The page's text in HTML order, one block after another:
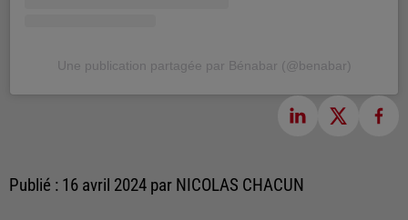
Une publication partagée par Bénabar (@benabar)
Publié : 16 avril 2024 par NICOLAS CHACUN